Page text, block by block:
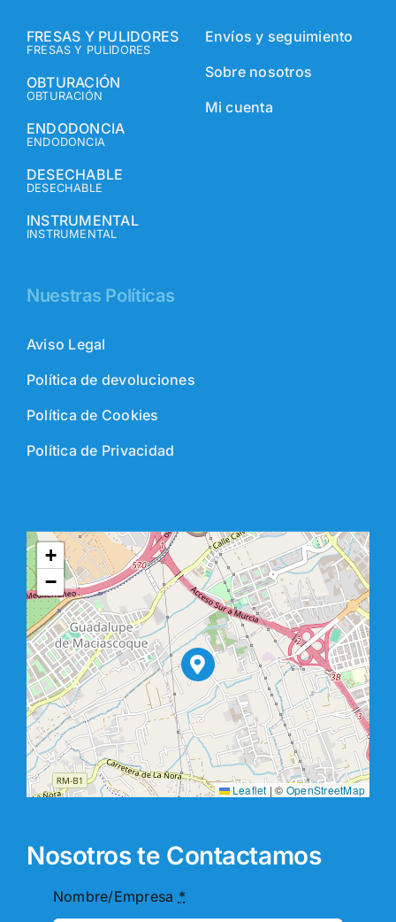
FRESAS Y PULIDORES
FRESAS Y PULIDORES
OBTURACIÓN
OBTURACIÓN
ENDODONCIA
ENDODONCIA
DESECHABLE
DESECHABLE
INSTRUMENTAL
INSTRUMENTAL
Envíos y seguimiento
Sobre nosotros
Mi cuenta
Nuestras Políticas
Aviso Legal
Política de devoluciones
Política de Cookies
Política de Privacidad
+
−
Leaflet |©OpenStreetMap
Nosotros te Contactamos
Nombre/Empresa *